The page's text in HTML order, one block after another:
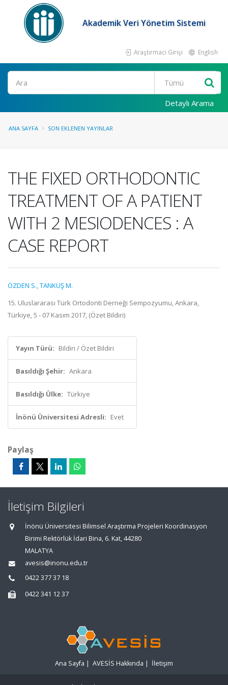
Akademik Veri Yönetim Sistemi
Araştırmacı Girişi English
Ara
Detaylı Arama
ANA SAYFA SON EKLENEN YAYINLAR
THE FIXED ORTHODONTIC
TREATMENT OF A PATIENT
WITH 2 MESIODENCES : A
CASE REPORT
ÖZDEN S.,TANKUŞ M.
15. Uluslararası Türk Ortodonti Derneği Sempozyumu, Ankara,
Türkiye, 5 - 07 Kasım 2017, (Özet Bildiri)
Yayın Türü: Bildiri / Özet Bildiri
Basıldığı Şehir: Ankara
Basıldığı Ülke: Türkiye
İnönü Üniversitesi Adresli: Evet
Paylaş
İletişim Bilgileri
İnönü Üniversitesi Bilimsel Araştırma Projeleri Koordinasyon
Birimi Rektörlük İdari Bina, 6. Kat, 44280
MALATYA
avesis@inonu.edu.tr
0422 377 37 18
0422 341 12 37
Ana Sayfa | AVESİS Hakkında | İletişim